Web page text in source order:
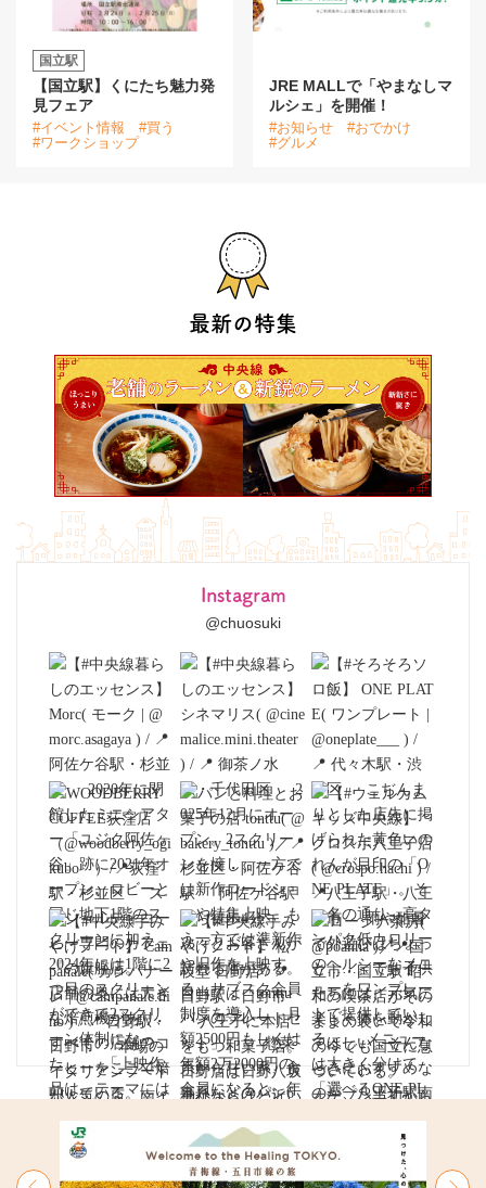
最新の特集
Instagram
@chuosuki
国立駅
【国立駅】くにたち魅力発
見フェア
#イベント情報
#買う
#ワークショップ
JRE MALLで「やまなしマ
ルシェ」を開催！
#お知らせ
#おでかけ
#グルメ